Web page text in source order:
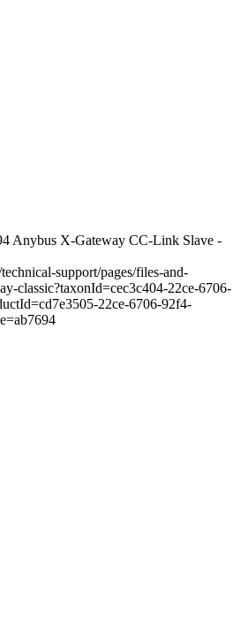
Anybus X-Gateway CC-Link Slave -
support/pages/files-and-
classic?taxonId=cec3c404-22ce-6706-
22ce-6706-92f4-